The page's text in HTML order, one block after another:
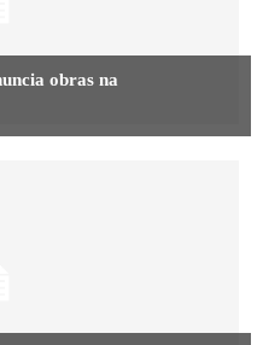
obras na